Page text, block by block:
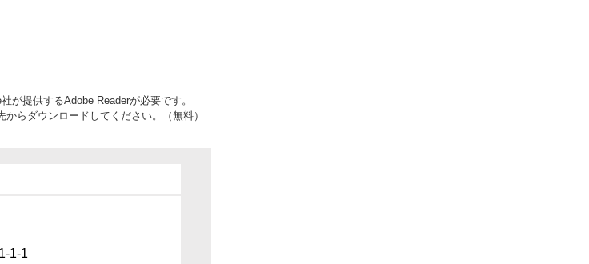
が提供するAdobe Readerが必要です。
らダウンロードしてください。（無料）
1-1